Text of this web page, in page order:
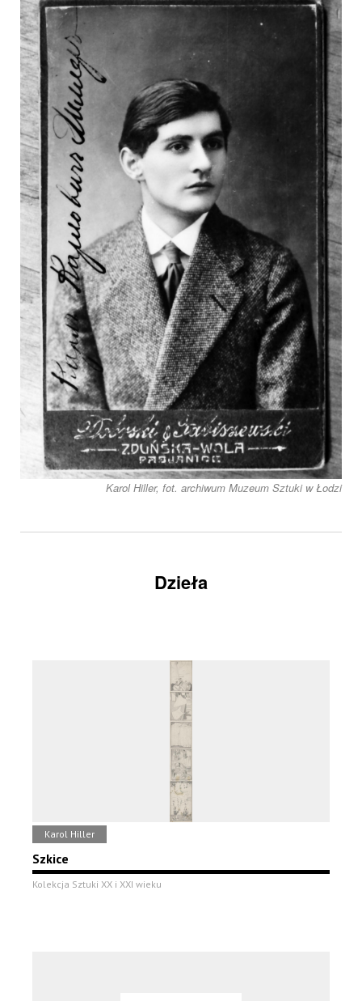
Karol Hiller, fot. archiwum Muzeum Sztuki w Łodzi
Dzieła
Karol Hiller
Szkice
Kolekcja Sztuki XX i XXI wieku